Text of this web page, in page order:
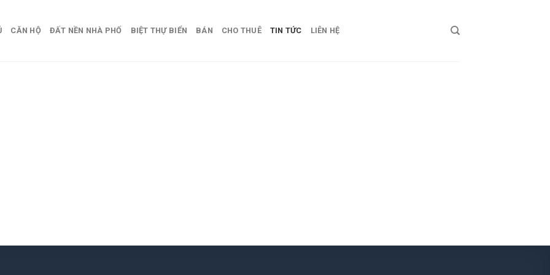
CĂN HỘ ĐẤT NỀN NHÀ PHỐ BIỆT THỰ BIỂN BÁN CHO THUÊ TIN TỨC LIÊN HỆ